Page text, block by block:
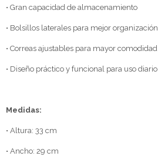
• Gran capacidad de almacenamiento
• Bolsillos laterales para mejor organización
• Correas ajustables para mayor comodidad
• Diseño práctico y funcional para uso diario
Medidas:
• Altura: 33 cm
• Ancho: 29 cm